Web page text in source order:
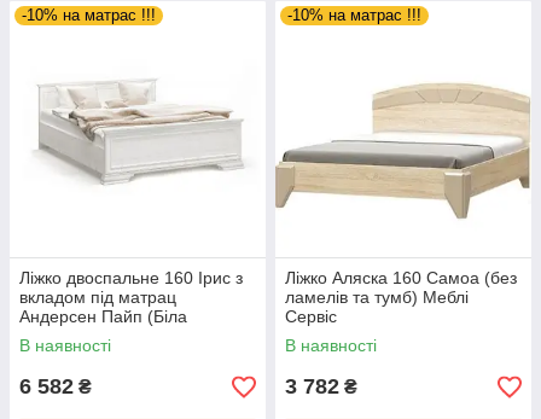
-10% на матрас !!!
Ліжко двоспальне 160 Ірис з
вкладом під матрац
Андерсен Пайп (Біла
структура)
В наявності
6 582 ₴
-10% на матрас !!!
Ліжко Аляска 160 Самоа (без
ламелів та тумб) Меблі
Сервіс
В наявності
3 782 ₴